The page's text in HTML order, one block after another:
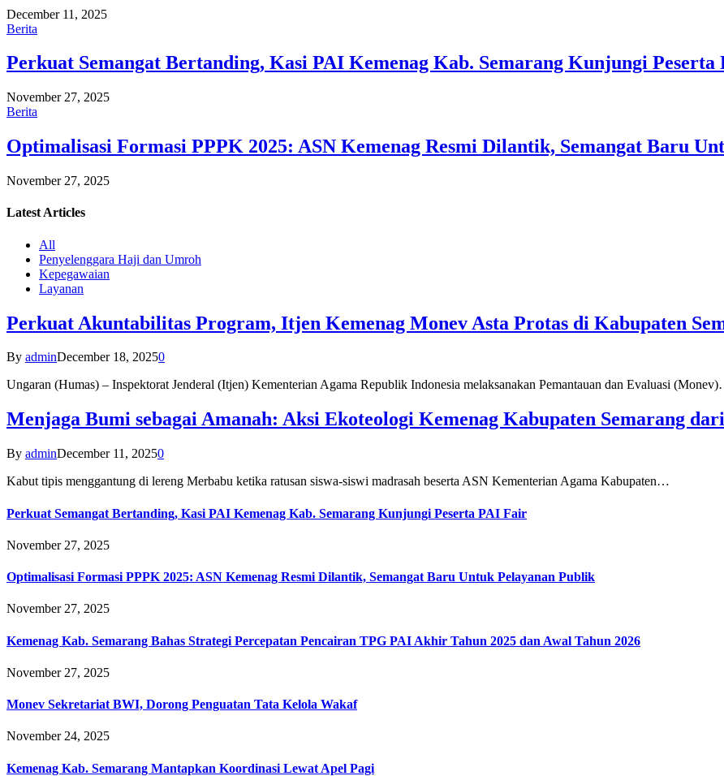
December 11, 2025
Berita
Perkuat Semangat Bertanding, Kasi PAI Kemenag Kab. Semarang Kunjungi
November 27, 2025
Berita
Optimalisasi Formasi PPPK 2025: ASN Kemenag Resmi Dilantik, Semangat Baru
November 27, 2025
Latest Articles
All
Penyelenggara Haji dan Umroh
Kepegawaian
Layanan
Perkuat Akuntabilitas Program, Itjen Kemenag Monev Asta Protas di Kabupaten
By adminDecember 18, 20250
Ungaran (Humas) – Inspektorat Jenderal (Itjen) Kementerian Agama Republik Indonesia melaksanakan Pemantauan dan Evaluasi
Menjaga Bumi sebagai Amanah: Aksi Ekoteologi Kemenag Kabupaten Semarang
By adminDecember 11, 20250
Kabut tipis menggantung di lereng Merbabu ketika ratusan siswa-siswi madrasah beserta ASN Kementerian Agama Kabupaten…
Perkuat Semangat Bertanding, Kasi PAI Kemenag Kab. Semarang Kunjungi Peserta PAI Fair
November 27, 2025
Optimalisasi Formasi PPPK 2025: ASN Kemenag Resmi Dilantik, Semangat Baru Untuk Pelayanan Publik
November 27, 2025
Kemenag Kab. Semarang Bahas Strategi Percepatan Pencairan TPG PAI Akhir Tahun 2025 dan Awal Tahun 2026
November 27, 2025
Monev Sekretariat BWI, Dorong Penguatan Tata Kelola Wakaf
November 24, 2025
Kemenag Kab. Semarang Mantapkan Koordinasi Lewat Apel Pagi